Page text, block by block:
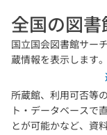
全国の図
国立国会図書館サー
蔵情報を表示します。
所蔵館、利用可否等
ト・データベースで
とが可能かなど、資